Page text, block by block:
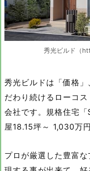
秀光ビルド（
秀光ビルドは「価格
だわり続けるローコ
会社です。規格住宅
屋18.15坪～ 1,030万
プロが厳選した豊富